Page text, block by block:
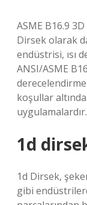
ASME B16.9
Dirsek olarak
endüstrisi, ısı
ANSI/ASME
koşullar
uygulamalardır.
1d
1d Dirsek,
gibi